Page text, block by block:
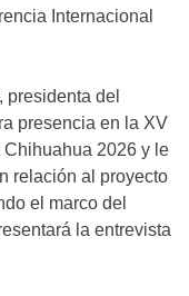
Internacional
presidenta del
presencia en la XV
2026 y le
relación al proyecto
el marco del
la entrevista